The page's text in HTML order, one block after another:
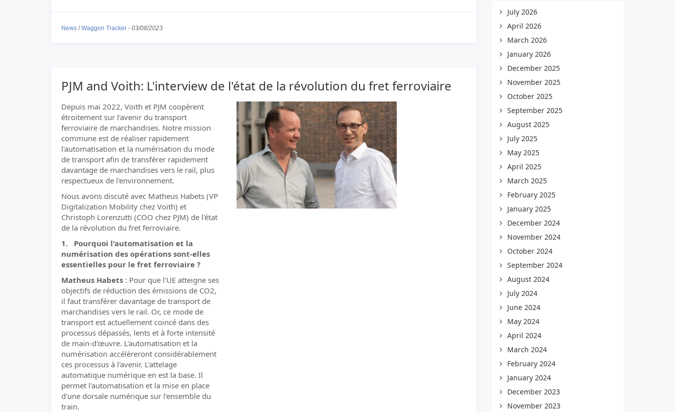
News /Waggon Tracker - 03/08/2023
PJM and Voith: L'interview de l'état de la révolution du fret ferroviaire
Depuis mai 2022, Voith et PJM coopèrent
étroitement sur l'avenir du transport
ferroviaire de marchandises. Notre mission
commune est de réaliser rapidement
l'automatisation et la numérisation du mode
de transport afin de transférer rapidement
davantage de marchandises vers le rail, plus
respectueux de l'environnement.
Nous avons discuté avec Matheus Habets (VP
Digitalization Mobility chez Voith) et
Christoph Lorenzutti (COO chez PJM) de l'état
de la révolution du fret ferroviaire.
1. Pourquoi l'automatisation et la
numérisation des opérations sont-elles
essentielles pour le fret ferroviaire ?
Matheus Habets : Pour que l'UE atteigne ses
objectifs de réduction des émissions de CO2,
il faut transférer davantage de transport de
marchandises vers le rail. Or, ce mode de
transport est actuellement coincé dans des
processus dépassés, lents et à forte intensité
de main-d'œuvre. L'automatisation et la
numérisation accéléreront considérablement
ces processus à l'avenir. L'attelage
automatique numérique en est la base. Il
permet l'automatisation et la mise en place
d'une dorsale numérique sur l'ensemble du
train.
July 2026
April 2026
March 2026
January 2026
December 2025
November 2025
October 2025
September 2025
August 2025
July 2025
May 2025
April 2025
March 2025
February 2025
January 2025
December 2024
November 2024
October 2024
September 2024
August 2024
July 2024
June 2024
May 2024
April 2024
March 2024
February 2024
January 2024
December 2023
November 2023